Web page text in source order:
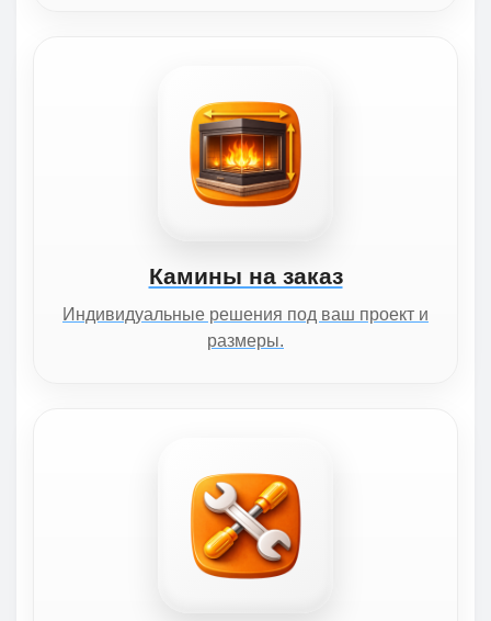
Камины на заказ
Индивидуальные решения под ваш проект и
размеры.